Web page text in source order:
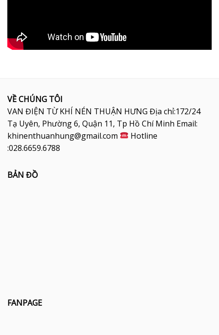
VỀ CHÚNG TÔI
VAN ĐIỆN TỪ KHÍ NÉN THUẬN HƯNG Địa chỉ:172/24
Tạ Uyên, Phường 6, Quận 11, Tp Hồ Chí Minh Email:
khinenthuanhung@gmail.com
Hotline
:028.6659.6788
BẢN ĐỒ
FANPAGE